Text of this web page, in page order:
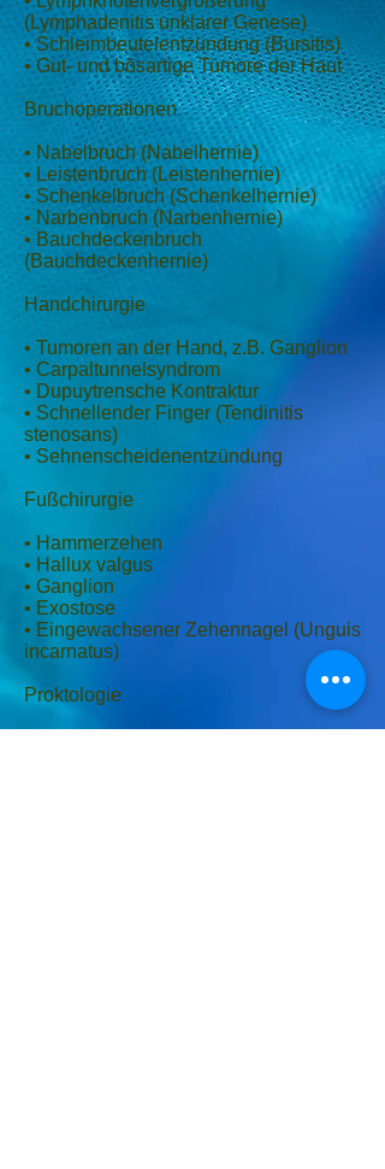
(Lymphadenitis unklarer Genese)
• Schleimbeutelentzündung (Bursitis)
• Gut- und bösartige Tumore der Haut
Bruchoperationen
• Nabelbruch (Nabelhernie)
• Leistenbruch (Leistenhernie)
• Schenkelbruch (Schenkelhernie)
• Narbenbruch (Narbenhernie)
• Bauchdeckenbruch
(Bauchdeckenhernie)
Handchirurgie
• Tumoren an der Hand, z.B. Ganglion
• Carpaltunnelsyndrom
• Dupuytrensche Kontraktur
• Schnellender Finger (Tendinitis
stenosans)
• Sehnenscheidenentzündung
Fußchirurgie
• Hammerzehen
• Hallux valgus
• Ganglion
• Exostose
• Eingewachsener Zehennagel (Unguis
incarnatus)
Proktologie